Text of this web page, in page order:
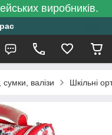
виробників.
валізи Шкільні